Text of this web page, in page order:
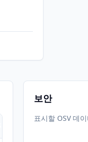
보안
표시할 OSV 데